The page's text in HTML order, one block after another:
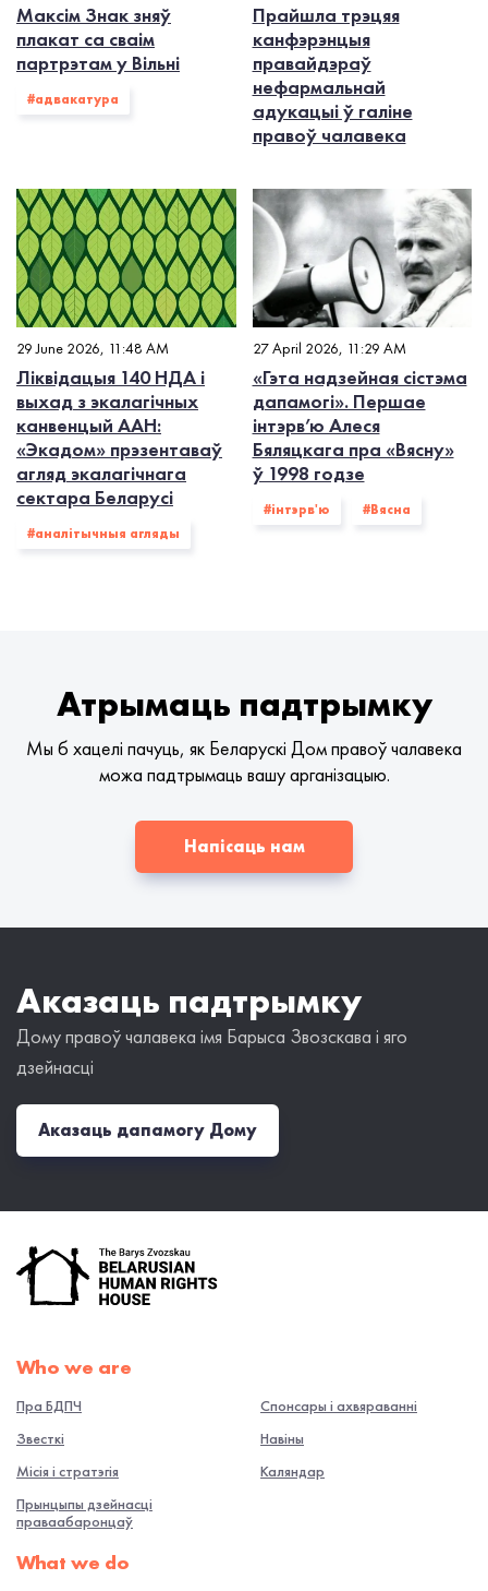
Максім Знак зняў
плакат са сваім
партрэтам у Вільні
#адвакатура
Прайшла трэцяя
канфэрэнцыя
правайдэраў
нефармальнай
адукацыі ў галіне
правоў чалавека
29 June 2026, 11:48 AM
Ліквідацыя 140 НДА і
выхад з экалагiчных
канвенцый ААН:
«Экадом» прэзентаваў
агляд экалагічнага
сектара Беларусі
#аналітычныя агляды
27 April 2026, 11:29 AM
«Гэта надзейная сістэма
дапамогі». Першае
інтэрв’ю Алеся
Бяляцкага пра «Вясну»
ў 1998 годзе
#інтэрв'ю #Вясна
Атрымаць падтрымку
Мы б хацелі пачуць, як Беларускі Дом правоў чалавека
можа падтрымаць вашу арганізацыю.
Напісаць нам
Аказаць падтрымку
Дому правоў чалавека імя Барыса Звозскава і яго
дзейнасці
Аказаць дапамогу Дому
Who we are
Пра БДПЧ
Звесткі
Місія і стратэгія
Прынцыпы дзейнасці
праваабаронцаў
Спонсары і ахвяраванні
Навiны
Каляндар
What we do